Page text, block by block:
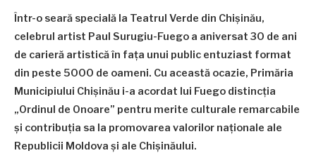
Într-o seară specială la Teatrul Verde din Chișinău,
celebrul artist Paul Surugiu-Fuego a aniversat 30 de ani
de carieră artistică în fața unui public entuziast format
din peste 5000 de oameni. Cu această ocazie, Primăria
Municipiului Chișinău i-a acordat lui Fuego distincția
„Ordinul de Onoare” pentru merite culturale remarcabile
și contribuția sa la promovarea valorilor naționale ale
Republicii Moldova și ale Chișinăului.